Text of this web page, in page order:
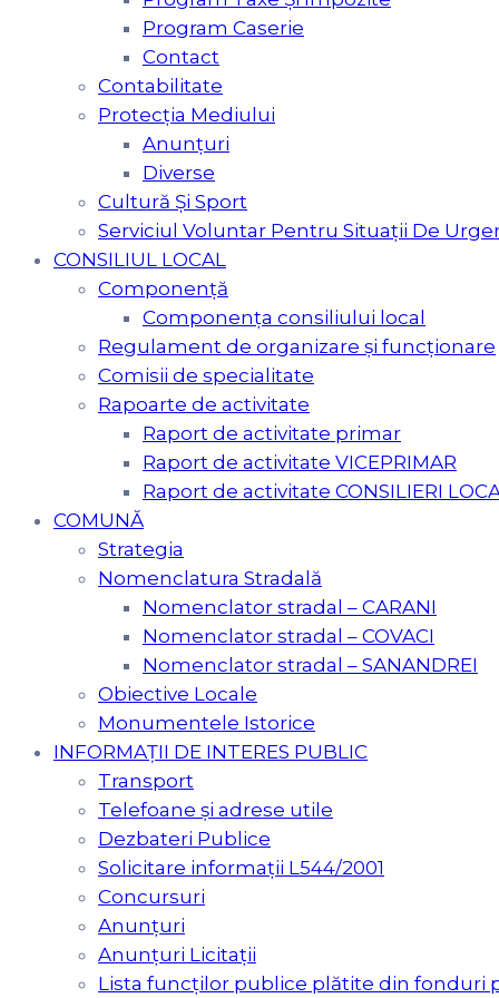
Program Caserie
Contact
Contabilitate
Protecția Mediului
Anunțuri
Diverse
Cultură Şi Sport
Serviciul Voluntar Pentru Situaţii De
CONSILIUL LOCAL
Componență
Componența consiliului local
Regulament de organizare și funcționare
Comisii de specialitate
Rapoarte de activitate
Raport de activitate primar
Raport de activitate VICEPRIMAR
Raport de activitate CONSILIERI
COMUNĂ
Strategia
Nomenclatura Stradală
Nomenclator stradal – CARANI
Nomenclator stradal – COVACI
Nomenclator stradal – SANANDREI
Obiective Locale
Monumentele Istorice
INFORMAȚII DE INTERES PUBLIC
Transport
Telefoane și adrese utile
Dezbateri Publice
Solicitare informații L544/2001
Concursuri
Anunțuri
Anunțuri Licitații
Lista funcților publice plătite din fonduri